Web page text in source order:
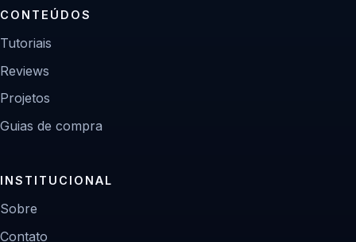
CONTEÚDOS
Tutoriais
Reviews
Projetos
Guias de compra
INSTITUCIONAL
Sobre
Contato